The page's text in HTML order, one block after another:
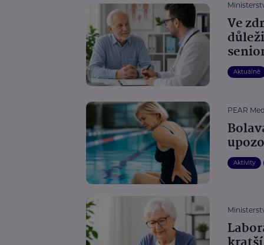
Ve
Aktuálně
PEAR
Aktivity